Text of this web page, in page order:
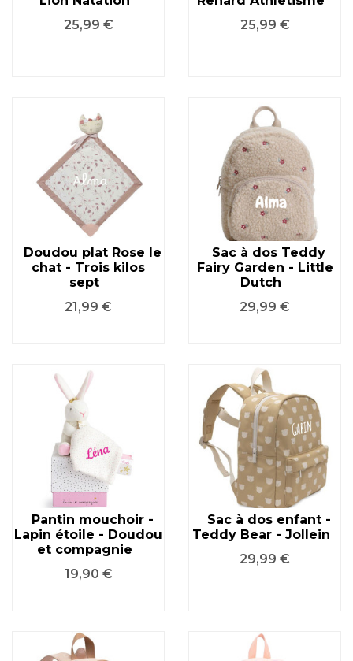
Prix
25,99 €
Prix
25,99 €
Doudou plat Rose le
chat - Trois kilos
sept
Prix
21,99 €
Sac à dos Teddy
Fairy Garden - Little
Dutch
Prix
29,99 €
Pantin mouchoir -
Lapin étoile - Doudou
et compagnie
Prix
19,90 €
Sac à dos enfant -
Teddy Bear - Jollein
Prix
29,99 €